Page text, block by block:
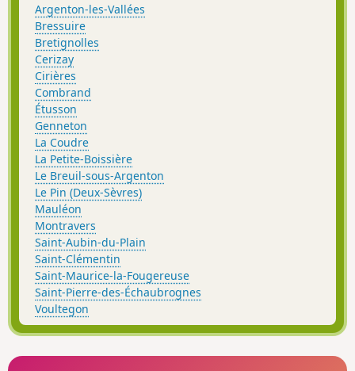
Argenton-les-Vallées
Bressuire
Bretignolles
Cerizay
Cirières
Combrand
Étusson
Genneton
La Coudre
La Petite-Boissière
Le Breuil-sous-Argenton
Le Pin (Deux-Sèvres)
Mauléon
Montravers
Saint-Aubin-du-Plain
Saint-Clémentin
Saint-Maurice-la-Fougereuse
Saint-Pierre-des-Échaubrognes
Voultegon